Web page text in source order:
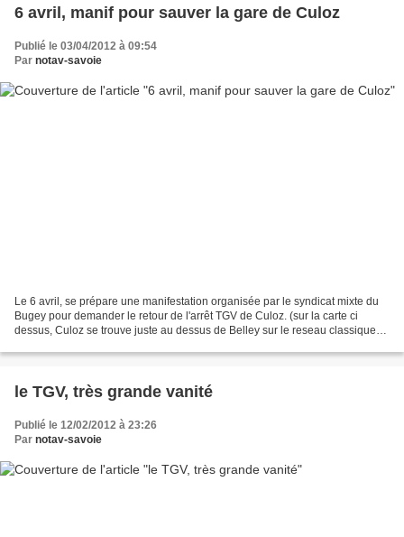
6 avril, manif pour sauver la gare de Culoz
Publié le 03/04/2012 à 09:54
Par notav-savoie
Le 6 avril, se prépare une manifestation organisée par le syndicat mixte du
Bugey pour demander le retour de l'arrêt TGV de Culoz. (sur la carte ci
dessus, Culoz se trouve juste au dessus de Belley sur le reseau classique)
le TGV, très grande vanité
Publié le 12/02/2012 à 23:26
Par notav-savoie